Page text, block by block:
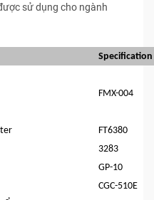
sử dụng cho ngành
Specification
FMX-004
FT6380
3283
GP-10
CGC-510E